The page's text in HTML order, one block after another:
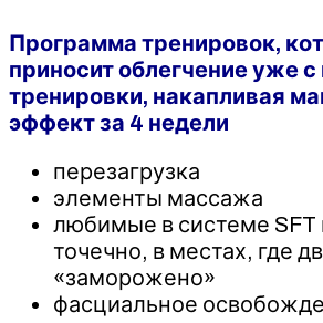
Программа тренировок,
приносит облегчение уже с
тренировки, накапливая
эффект за 4 недели
перезагрузка
элементы массажа
любимые в системе SFT
точечно, в местах, где
«заморожено»
фасциальное